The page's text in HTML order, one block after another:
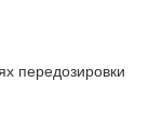
передозировки